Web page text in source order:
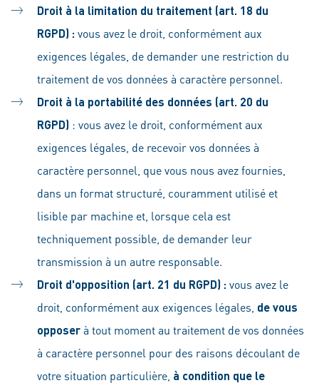
Droit à la limitation du traitement (art. 18 du
RGPD) : vous avez le droit, conformément aux
exigences légales, de demander une restriction du
traitement de vos données à caractère personnel.
Droit à la portabilité des données (art. 20 du
RGPD) : vous avez le droit, conformément aux
exigences légales, de recevoir vos données à
caractère personnel, que vous nous avez fournies,
dans un format structuré, couramment utilisé et
lisible par machine et, lorsque cela est
techniquement possible, de demander leur
transmission à un autre responsable.
Droit d'opposition (art. 21 du RGPD) : vous avez le
droit, conformément aux exigences légales, de vous
opposerà tout moment au traitement de vos données
à caractère personnel pour des raisons découlant de
votre situation particulière, à condition que le